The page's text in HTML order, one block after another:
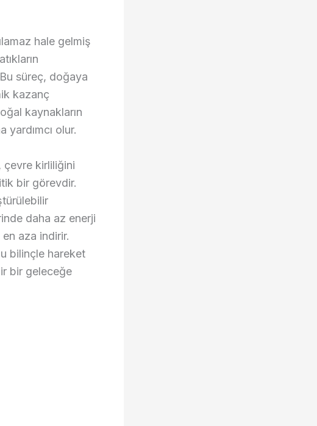
hale gelmiş
süreç, doğaya
kazanç
kaynakların
olur.
çevre kirliliğini
bir görevdir.
daha az enerji
aza indirir.
bilinçle hareket
bir geleceğe